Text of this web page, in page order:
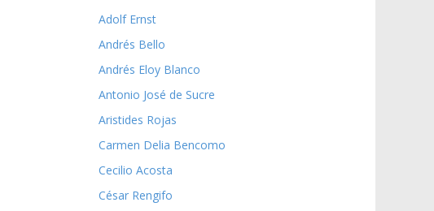
Adolf Ernst
Andrés Bello
Andrés Eloy Blanco
Antonio José de Sucre
Aristides Rojas
Carmen Delia Bencomo
Cecilio Acosta
César Rengifo